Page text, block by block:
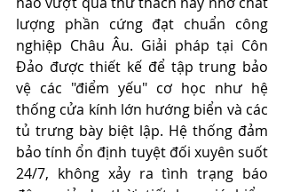
lượng phần cứng đạt chuẩn công
nghiệp Châu Âu. Giải pháp tại Côn
Đảo được thiết kế để tập trung bảo
vệ các "điểm yếu" cơ học như hệ
thống cửa kính lớn hướng biển và các
tủ trưng bày biệt lập. Hệ thống đảm
bảo tính ổn định tuyệt đối xuyên suốt
24/7, không xảy ra tình trạng báo